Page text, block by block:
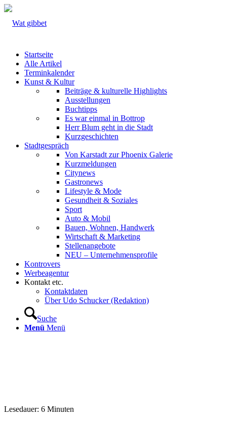
Startseite
Alle Artikel
Terminkalender
Kunst & Kultur
Beiträge & kulturelle Highlights
Ausstellungen
Buchtipps
Es war einmal in Bottrop
Herr Blum geht in die Stadt
Kurzgeschichten
Stadtgespräch
Von Karstadt zur Phoenix Galerie
Kurzmeldungen
Citynews
Gastronews
Lifestyle & Mode
Gesundheit & Soziales
Sport
Auto & Mobil
Bauen, Wohnen, Handwerk
Wirtschaft & Marketing
Stellenangebote
NEU – Unternehmens­profile
Kontrovers
Werbeagentur
Kontakt etc.
Kontaktdaten
Über Udo Schucker (Redaktion)
Suche
Menü Menü
Lesedauer: 6 Minuten